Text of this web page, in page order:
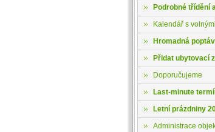
Podrobné třídění
Kalendář s
Hromadná
Přidat ubytovací
Doporučujeme
Last-minute
Letní prázdniny
Administrace